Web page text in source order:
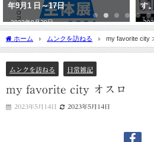
年9月1 日～17日
2022年8月29日
す
ホーム ムンクを訪ねる my favorite city
ムンクを訪ねる 日常雑記
my favorite city オスロ
2023年5月14日 2023年5月14日